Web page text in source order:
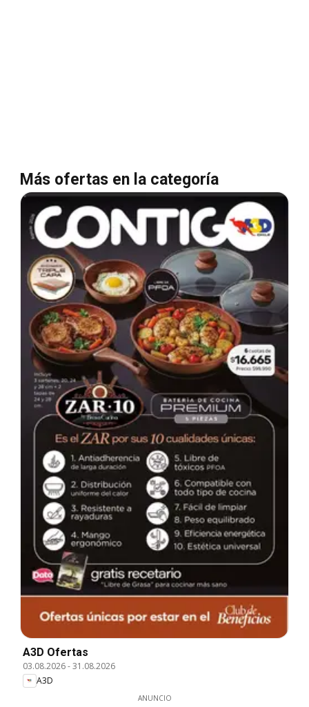
Más ofertas en la categoría
A3D Ofertas
03.08.2026-31.08.2026
A3D
ANUNCIO